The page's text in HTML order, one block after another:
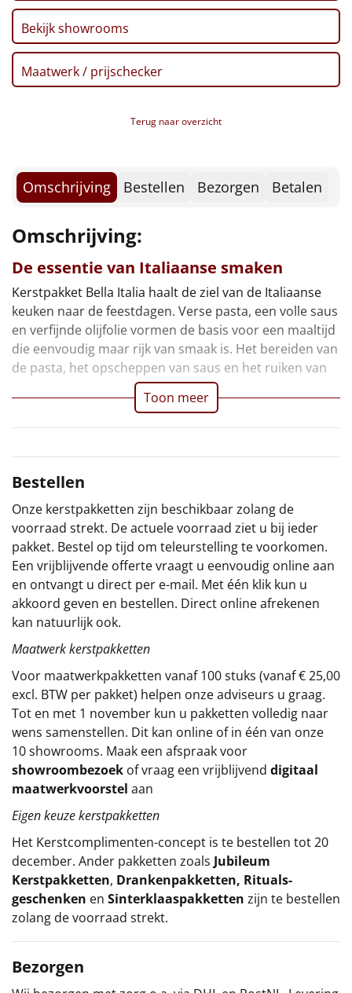
Slowcooker
Noodradio
Overige
Ideeën
Personeel
Doe het zelf
Sinterklaaspakketten
Particulier
Kerstgeschenken 2026
Relatiegeschenken
Per stuk
Alle overige
Bekijk showrooms
Maatwerk / prijschecker
Terug naar overzicht
Omschrijving Bestellen Bezorgen Betalen
Omschrijving:
De essentie van Italiaanse smaken
Kerstpakket Bella Italia haalt de ziel van de Italiaanse
keuken naar de feestdagen. Verse pasta, een volle saus
en verfijnde olijfolie vormen de basis voor een maaltijd
die eenvoudig maar rijk van smaak is. Het bereiden van
de pasta, het opscheppen van saus en het ruiken van
Toon meer
Bestellen
Onze kerstpakketten zijn beschikbaar zolang de
voorraad strekt. De actuele voorraad ziet u bij ieder
pakket. Bestel op tijd om teleurstelling te voorkomen.
Een vrijblijvende offerte vraagt u eenvoudig online aan
en ontvangt u direct per e-mail. Met één klik kun u
akkoord geven en bestellen. Direct online afrekenen
kan natuurlijk ook.
Maatwerk kerstpakketten
Voor maatwerkpakketten vanaf 100 stuks (vanaf € 25,00
excl. BTW per pakket) helpen onze adviseurs u graag.
Tot en met 1 november kun u pakketten volledig naar
wens samenstellen. Dit kan online of in één van onze
10 showrooms. Maak een afspraak voor
showroombezoek of vraag een vrijblijvend digitaal
maatwerkvoorstel aan
Eigen keuze kerstpakketten
Het Kerstcomplimenten-concept is te bestellen tot 20
december. Ander pakketten zoals Jubileum
Kerstpakketten, Drankenpakketten, Rituals-
geschenken en Sinterklaaspakketten zijn te bestellen
zolang de voorraad strekt.
Bezorgen